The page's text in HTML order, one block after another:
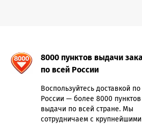
8000 пунктов выдачи
по всей России
Воспользуйтесь доставкой по
России — более 8000 пунктов
выдачи по всей стране. Мы
сотрудничаем с крупнейшими